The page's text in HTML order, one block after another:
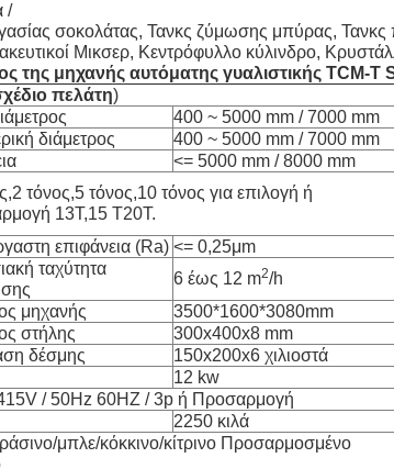
/
σοκολάτας, Τανκς ζύμωσης μπύρας,
Μικσερ, Κεντρόφυλλο κύλινδρο,
της μηχανής αυτόματης γυαλιστικής TCM-T
πελάτη)
400 ~ 5000 mm / 7000 mm
διάμετρος
400 ~ 5000 mm / 7000 mm
<= 5000 mm / 8000 mm
τόνος,5 τόνος,10 τόνος για επιλογή ή
13T,15 T20T.
επιφάνεια (Ra) <= 0,25μm
ταχύτητα
6 έως 12 m2/h
μηχανής
3500*1600*3080mm
στήλης
300x400x8 mm
δέσμης
150x200x6 χιλιοστά
12 kw
/ 50Hz 60HZ / 3p ή Προσαρμογή
2250 κιλά
μπλε/κόκκινο/κίτρινο Προσαρμοσμένο